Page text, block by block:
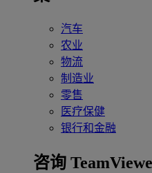
汽车
农业
物流
制造业
零售
医疗保健
银行和金融
咨询